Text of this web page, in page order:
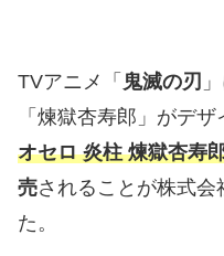
TVアニメ「 鬼滅の刃
「煉獄杏寿郎」がデ
オセロ 炎柱 煉獄杏寿
売されることが株式
た。